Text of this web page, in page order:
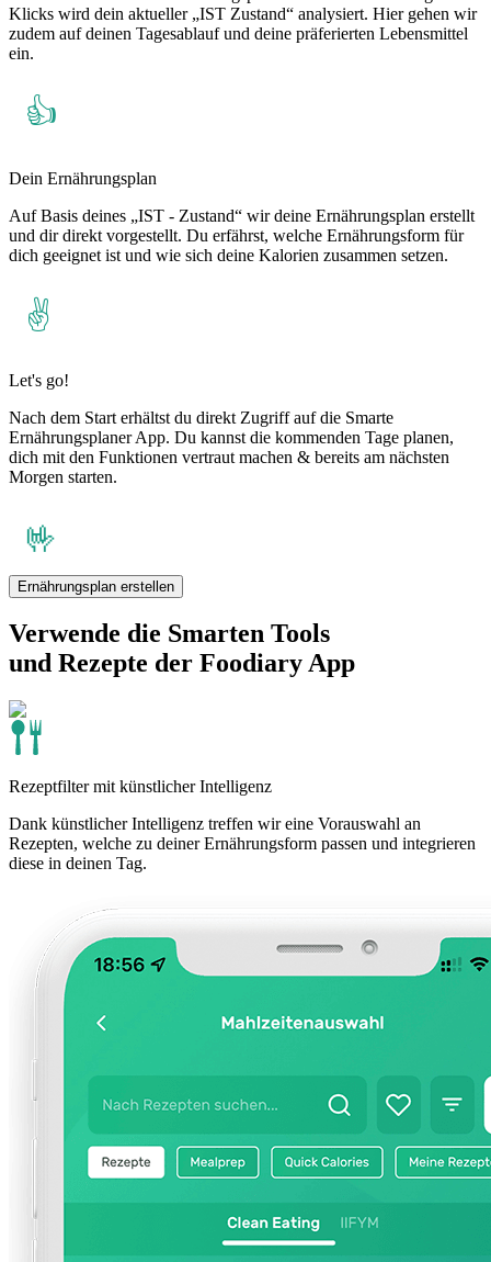
Klicks wird dein aktueller „IST Zustand“ analysiert. Hier gehen wir
zudem auf deinen Tagesablauf und deine präferierten Lebensmittel
ein.
Dein Ernährungsplan
Auf Basis deines „IST - Zustand“ wir deine Ernährungsplan erstellt
und dir direkt vorgestellt. Du erfährst, welche Ernährungsform für
dich geeignet ist und wie sich deine Kalorien zusammen setzen.
Let's go!
Nach dem Start erhältst du direkt Zugriff auf die Smarte
Ernährungsplaner App. Du kannst die kommenden Tage planen,
dich mit den Funktionen vertraut machen & bereits am nächsten
Morgen starten.
Ernährungsplan erstellen
Verwende die Smarten Tools
und Rezepte der Foodiary App
Rezeptfilter mit künstlicher Intelligenz
Dank künstlicher Intelligenz treffen wir eine Vorauswahl an
Rezepten, welche zu deiner Ernährungsform passen und integrieren
diese in deinen Tag.